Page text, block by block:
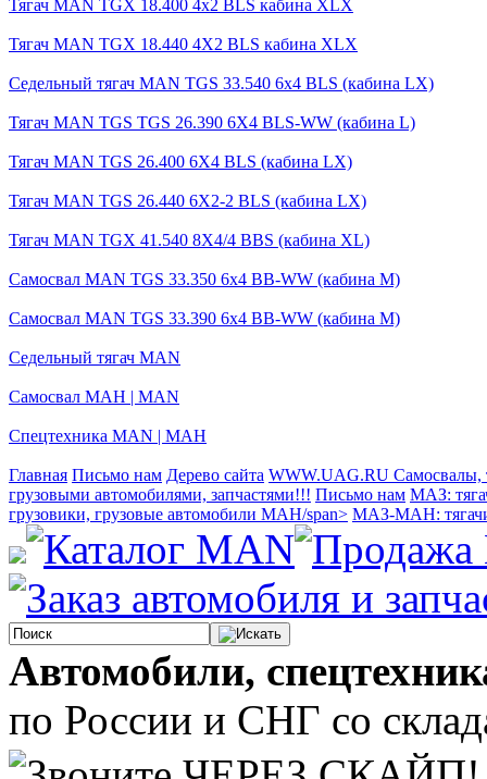
Тягач MAN TGX 18.400 4x2 BLS кабина XLX
Тягач MAN TGX 18.440 4X2 BLS кабина XLX
Седельный тягач MAN TGS 33.540 6x4 BLS (кабина LX)
Тягач MAN TGS TGS 26.390 6X4 BLS-WW (кабина L)
Тягач MAN TGS 26.400 6X4 BLS (кабина LX)
Тягач MAN TGS 26.440 6X2-2 BLS (кабина LX)
Тягач MAN TGX 41.540 8X4/4 BBS (кабина XL)
Самосвал MAN TGS 33.350 6x4 BB-WW (кабина М)
Самосвал MAN TGS 33.390 6x4 BB-WW (кабина М)
Седельный тягач MAN
Самосвал МАН | MAN
Спецтехника MAN | МАН
Главная Письмо нам Дерево сайта WWW.UAG.RU Самосвалы,
грузовыми автомобилями, запчастями!!! Письмо нам МАЗ:
грузовики, грузовые автомобили МАН/span> МАЗ-МАН:
Автомобили,
по России и СНГ со